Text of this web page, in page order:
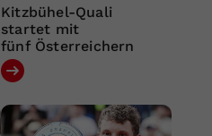
Kitzbühel-Quali
startet mit
fünf Österreichern